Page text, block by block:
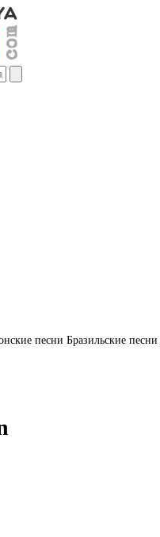
песни Бразильские песни